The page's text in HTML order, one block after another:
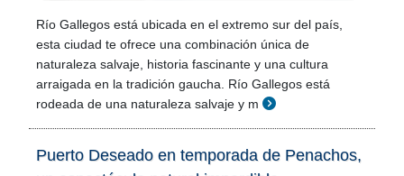
Río Gallegos está ubicada en el extremo sur del país,
esta ciudad te ofrece una combinación única de
naturaleza salvaje, historia fascinante y una cultura
arraigada en la tradición gaucha. Río Gallegos está
rodeada de una naturaleza salvaje y m
Puerto Deseado en temporada de Penachos,